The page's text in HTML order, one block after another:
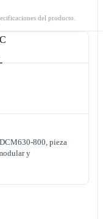
del producto.
800, pieza
y